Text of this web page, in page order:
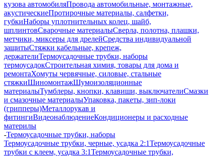
кузова автомобиляПровода автомобильные, монтажные,
акустическиеПротирочные материалы, салфетки,
губкиНаборы уплотнительных колец, шайб,
шплинтовСварочные материалыСверла, полотна, плашки,
метчики, миксеры для дрелейСредства индивидуальной
защитыСтяжки кабельные, крепеж,
держателиТермоусадочные трубки, наборы
термоусадокСтроительная химия, товары для дома и
ремонтаХомуты червячные, силовые, стальные
стяжкиШиномонтажШумоизоляционные
материалыТумблеры, кнопки, клавиши, выключателиСмазки
и смазочные материалыУпаковка, пакеты, зип-локи
(грипперы)Металлорукав и
фитингиВидеонаблюдениеКондиционеры и расходные
материлы
-Термоусадочные трубки, наборы
Термоусадочные трубки, черные, усадка 2:1Термоусадочные
трубки с клеем, усадка 3:1Термоусадочные трубки,